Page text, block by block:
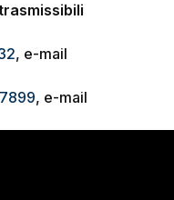
, e-mail
, e-mail